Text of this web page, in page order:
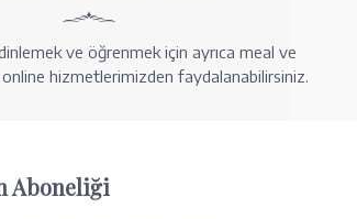
ve öğrenmek için ayrıca meal ve
hizmetlerimizden faydalanabilirsiniz.
Aboneliği